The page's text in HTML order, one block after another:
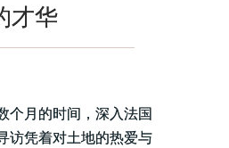
才华
个月的时间，深入法国
访凭着对土地的热爱与